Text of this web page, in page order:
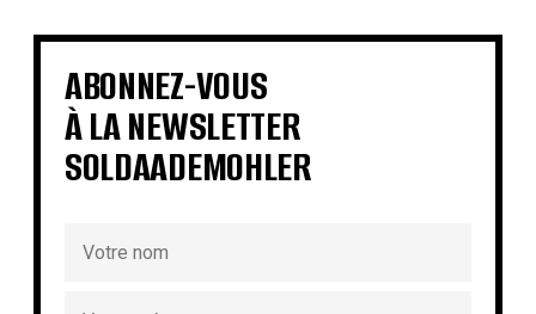
€ € €
€ € €
€
ABONNEZ-VOUS
À LA NEWSLETTER
SOLDAADEMOHLER